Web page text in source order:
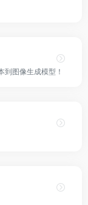
图像生成模型！